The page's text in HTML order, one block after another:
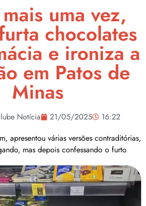
uma vez,
chocolates
e ironiza a
em Patos de
Minas
Notícia 21/05/2025
16:22
apresentou várias versões contraditórias,
mas depois confessando o furto